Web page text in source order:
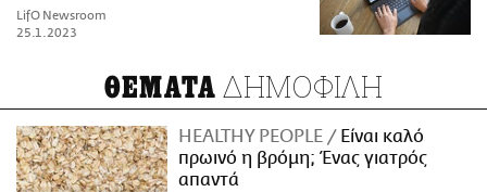
LifO Newsroom
25.1.2023
ΘΕΜΑΤΑ ΔΗΜΟΦΙΛΗ
HEALTHY PEOPLE
Είναι καλό
πρωινό η βρόμη; Ένας γιατρός
απαντά